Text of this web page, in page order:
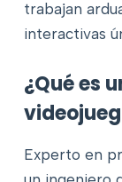
trabajan
interactivas
¿Qué es
Experto en